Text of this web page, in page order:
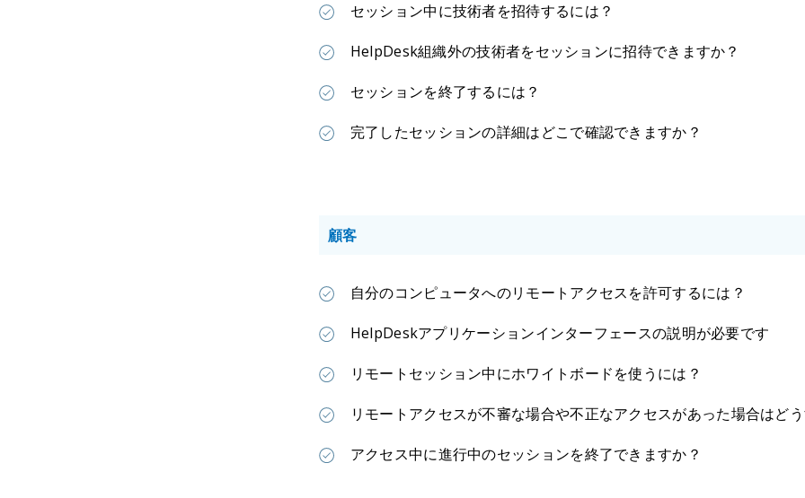
セッション中に技術者を招待するには？
HelpDesk組織外の技術者をセッションに招待できますか？
セッションを終了するには？
完了したセッションの詳細はどこで確認できますか？
顧客
自分のコンピュータへのリモートアクセスを許可するには？
HelpDeskアプリケーションインターフェースの説明が必要です
リモートセッション中にホワイトボードを使うには？
リモートアクセスが不審な場合や不正なアクセスがあった場合はど
アクセス中に進行中のセッションを終了できますか？